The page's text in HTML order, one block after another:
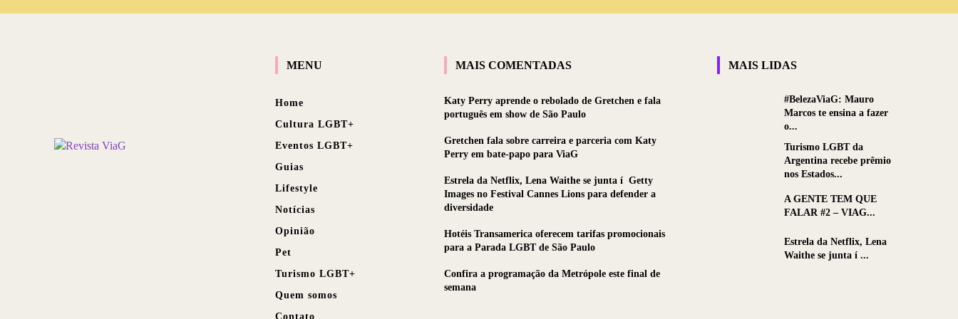
MENU
Home
Cultura LGBT+
Eventos LGBT+
Guias
Lifestyle
Notícias
Opinião
Pet
Turismo LGBT+
Quem somos
Contato
MAIS COMENTADAS
Katy Perry aprende o rebolado de Gretchen e fala
português em show de São Paulo
Gretchen fala sobre carreira e parceria com Katy
Perry em bate-papo para ViaG
Estrela da Netflix, Lena Waithe se junta í Getty
Images no Festival Cannes Lions para defender a
diversidade
Hotéis Transamerica oferecem tarifas promocionais
para a Parada LGBT de São Paulo
Confira a programação da Metrópole este final de
semana
MAIS LIDAS
#BelezaViaG: Mauro
Marcos te ensina a fazer
o...
Turismo LGBT da
Argentina recebe prêmio
nos Estados...
A GENTE TEM QUE
FALAR #2 – VIAG...
Estrela da Netflix, Lena
Waithe se junta í ...